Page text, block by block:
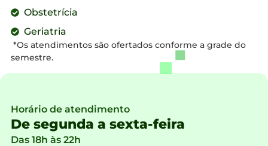
Obstetrícia
Geriatria
*Os atendimentos são ofertados conforme a grade do
semestre.
Horário de atendimento
De segunda a sexta-feira
Das 18h às 22h